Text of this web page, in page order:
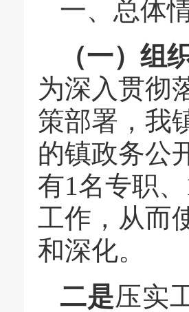
一、总体
（一）组
为深入贯彻
策部署，我
的镇政务公
有1名专职
工作，从而
和深化。
二是压实